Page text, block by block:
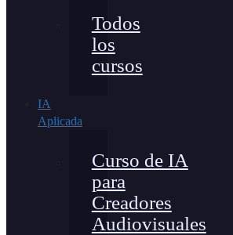
Todos
los
cursos
IA
Aplicada
Curso de IA
para
Creadores
Audiovisuales